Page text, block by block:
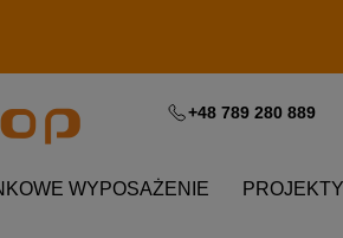
+48 789 280 889
WYPOSAŻENIE